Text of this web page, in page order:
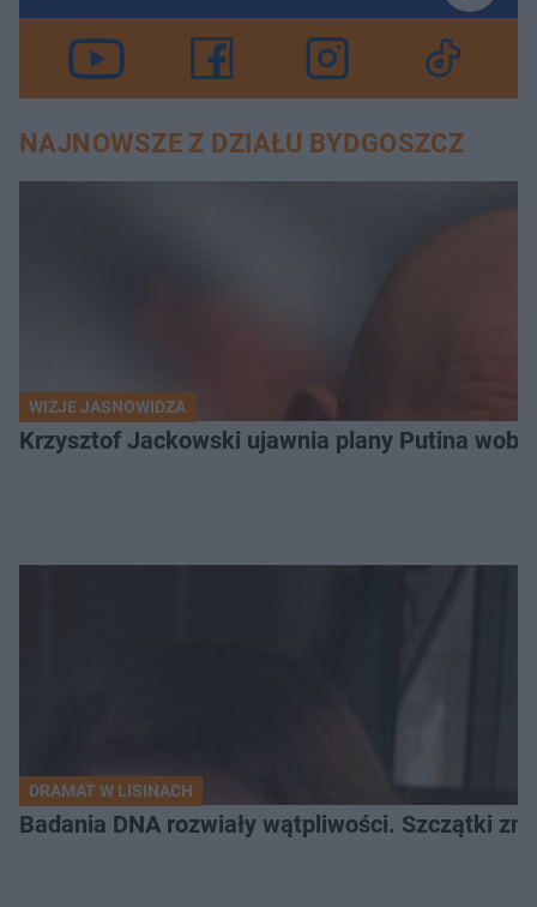
NAJNOWSZE Z DZIAŁU BYDGOSZCZ
WIZJE JASNOWIDZA
Krzysztof Jackowski ujawnia plany Putina
DRAMAT W LISINACH
Badania DNA rozwiały wątpliwości. Szczątki